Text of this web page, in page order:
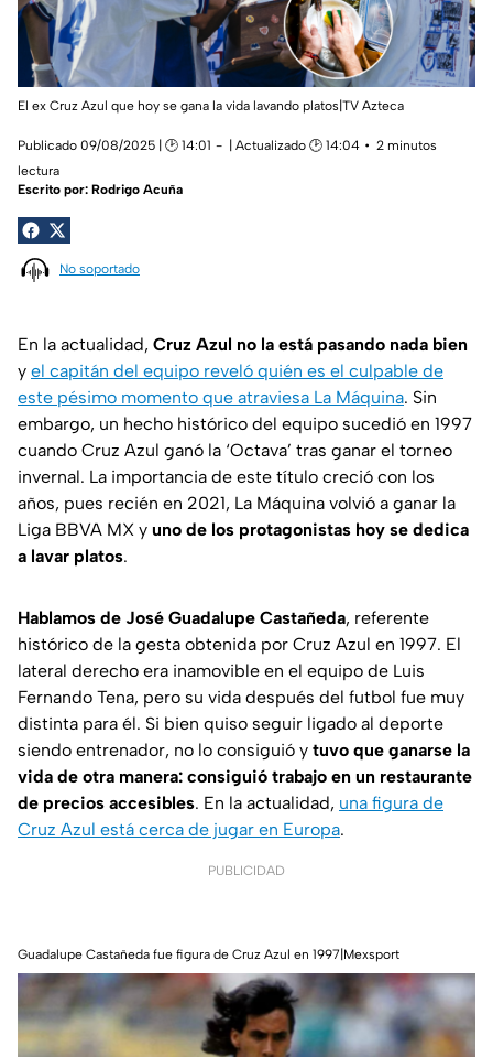
El ex Cruz Azul que hoy se gana la vida lavando platos|TV Azteca
Publicado 09/08/2025 | 🕑 14:01 | Actualizado 🕑 14:04
2 minutos
lectura
Escrito por: Rodrigo Acuña
No soportado
En la actualidad, Cruz Azul no la está pasando nada bien
y el capitán del equipo reveló quién es el culpable de
este pésimo momento que atraviesa La Máquina. Sin
embargo, un hecho histórico del equipo sucedió en 1997
cuando Cruz Azul ganó la ‘Octava’ tras ganar el torneo
invernal. La importancia de este título creció con los
años, pues recién en 2021, La Máquina volvió a ganar la
Liga BBVA MX y uno de los protagonistas hoy se dedica
a lavar platos.
Hablamos de José Guadalupe Castañeda, referente
histórico de la gesta obtenida por Cruz Azul en 1997. El
lateral derecho era inamovible en el equipo de Luis
Fernando Tena, pero su vida después del futbol fue muy
distinta para él. Si bien quiso seguir ligado al deporte
siendo entrenador, no lo consiguió y tuvo que ganarse la
vida de otra manera: consiguió trabajo en un restaurante
de precios accesibles. En la actualidad, una figura de
Cruz Azul está cerca de jugar en Europa.
PUBLICIDAD
Guadalupe Castañeda fue figura de Cruz Azul en 1997|Mexsport